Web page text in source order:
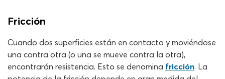
Fricción
Cuando dos superficies están en contacto y moviéndose
una contra otra (o una se mueve contra la otra),
encontrarán resistencia. Esto se denomina fricción. La